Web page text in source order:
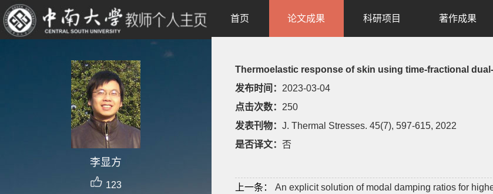
李显方
123
首页 论文成果 科研项目 著作成果
Thermoelastic response of skin using time-fractional
发布时间： 2023-03-04
点击次数： 250
发表刊物： J. Thermal Stresses. 45(7), 597-615, 2022
是否译文： 否
上一条：
An explicit solution of modal damping ratios for